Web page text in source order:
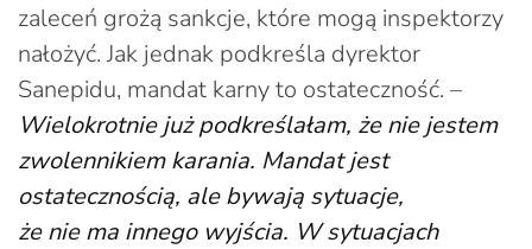
zaleceń grożą sankcje, które mogą inspektorzy
nałożyć. Jak jednak podkreśla dyrektor
Sanepidu, mandat karny to ostateczność. –
Wielokrotnie już podkreślałam, że nie jestem
zwolennikiem karania. Mandat jest
ostatecznością, ale bywają sytuacje,
że nie ma innego wyjścia. W sytuacjach